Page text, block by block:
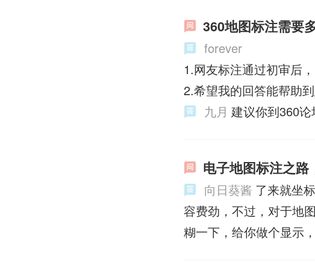
360地图标注需要
forever
1.网友标注通过初审后
2.希望我的回答能帮助
九月 建议你到360论
电子地图标注之
向日葵酱 了来就坐
容费劲，不过，对于地
糊一下，给你做个显示